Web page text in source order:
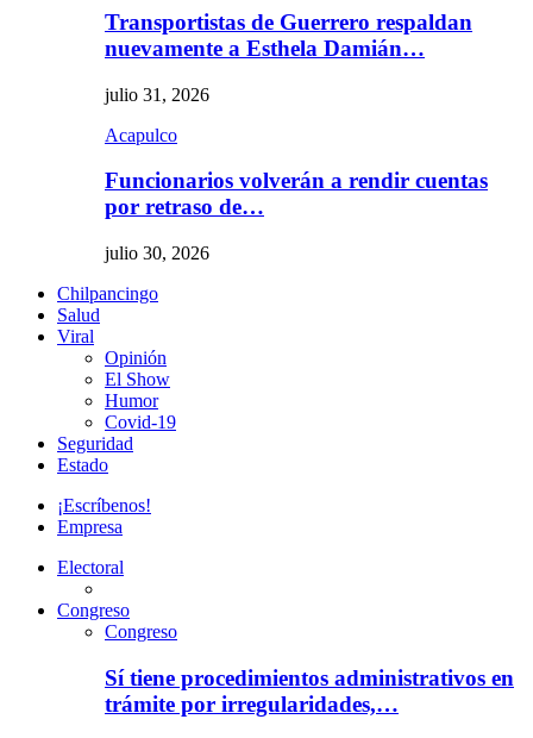
Transportistas de Guerrero respaldan
nuevamente a Esthela Damián…
julio 31, 2026
Acapulco
Funcionarios volverán a rendir cuentas
por retraso de…
julio 30, 2026
Chilpancingo
Salud
Viral
Opinión
El Show
Humor
Covid-19
Seguridad
Estado
¡Escríbenos!
Empresa
Electoral
Congreso
Congreso
Sí tiene procedimientos administrativos en
trámite por irregularidades,…